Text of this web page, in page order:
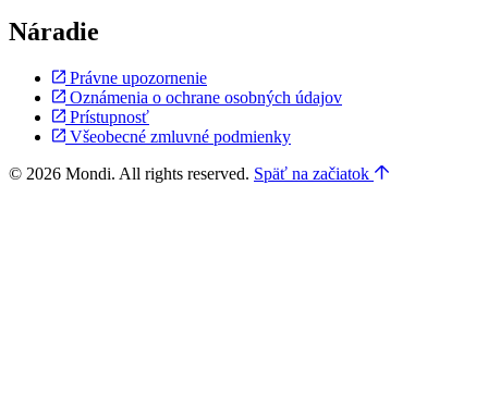
Náradie
Právne upozornenie
Oznámenia o ochrane osobných údajov
Prístupnosť
Všeobecné zmluvné podmienky
© 2026 Mondi. All rights reserved. Späť na začiatok